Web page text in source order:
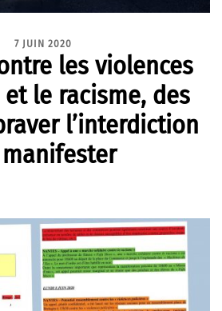
7 JUIN 2020
les violences
le racisme, des
l’interdiction